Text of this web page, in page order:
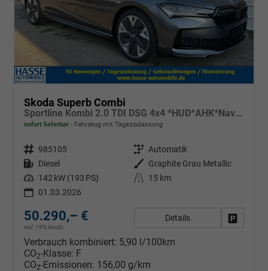
Skoda Superb Combi
Sportline Kombi 2.0 TDI DSG 4x4 *HUD*AHK*Navi*Matrix*AssistenzPlus*NAVI*E-Heck*Keyless
sofort lieferbar Fahrzeug mit Tageszulassung
Fahrzeugnr. 985105 Getriebe Automatik
Kraftstoff Diesel Außenfarbe
Graphite Grau Metallic
Leistung 142 kW (193 PS) Kilometerstand
15 km
01.03.2026
50.290,– €
incl. 19% MwSt.
Details
Verbrauch kombiniert: 5,90 l/100km
CO2-Klasse: F
CO2-Emissionen: 156,00 g/km